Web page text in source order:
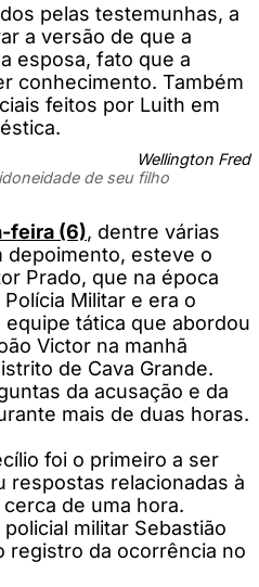
pelas testemunhas, a
a versão de que a
esposa, fato que a
conhecimento. Também
feitos por Luith em
Wellington Fred
de seu filho
feira (6), dentre várias
depoimento, esteve o
Prado, que na época
Militar e era o
tática que abordou
Victor na manhã
de Cava Grande.
da acusação e da
mais de duas horas.
foi o primeiro a ser
respostas relacionadas à
de uma hora.
militar Sebastião
registro da ocorrência no